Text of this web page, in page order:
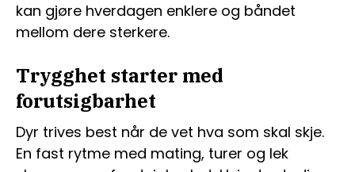
kan gjøre hverdagen enklere og båndet
mellom dere sterkere.
Trygghet starter med
forutsigbarhet
Dyr trives best når de vet hva som skal skje.
En fast rytme med mating, turer og lek